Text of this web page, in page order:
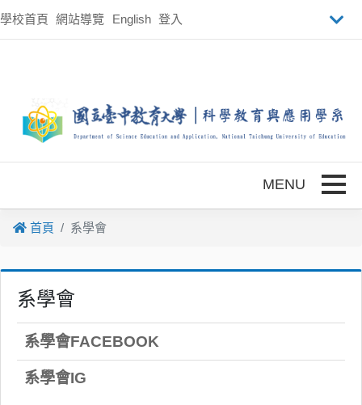
學校首頁 網站導覽 English 登入
首頁 系學會
系學會
系學會FACEBOOK
系學會IG